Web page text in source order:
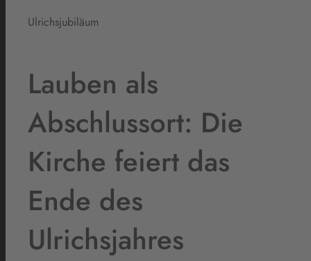
Ulrichsjubiläum
Lauben als
Abschlussort: Die
Kirche feiert das
Ende des
Ulrichsjahres